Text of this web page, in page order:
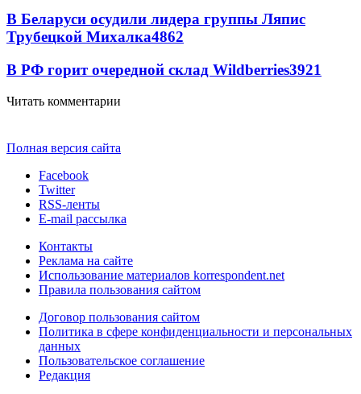
В Беларуси осудили лидера группы Ляпис
Трубецкой Михалка4862
В РФ горит очередной склад Wildberries3921
Читать комментарии
Полная версия сайта
Facebook
Twitter
RSS-ленты
E-mail рассылка
Контакты
Реклама на сайте
Использование материалов korrespondent.net
Правила пользования сайтом
Договор пользования сайтом
Политика в сфере конфиденциальности и персональных
данных
Пользовательское соглашение
Редакция